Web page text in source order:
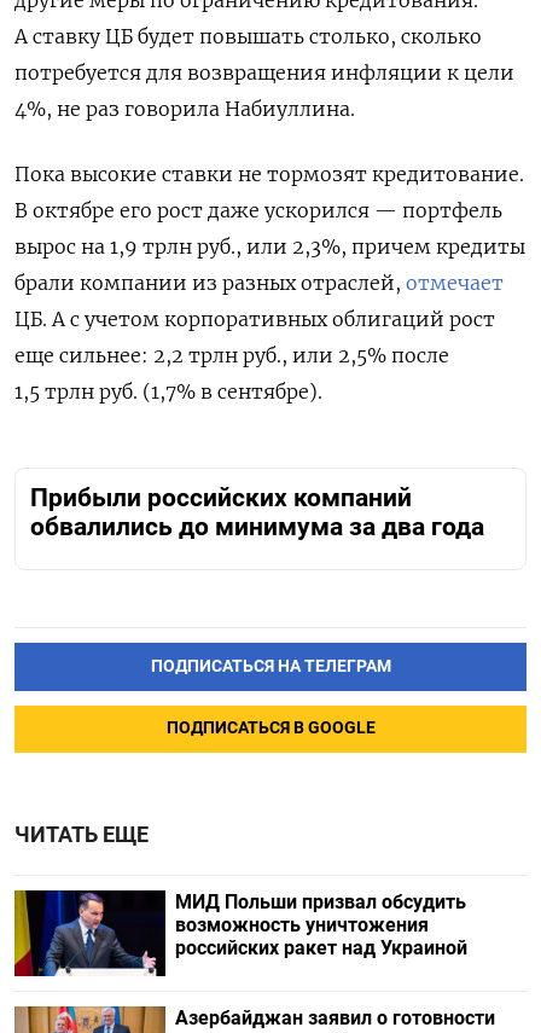
А ставку ЦБ будет повышать столько, сколько
потребуется для возвращения инфляции к цели
4%, не раз говорила Набиуллина.
Пока высокие ставки не тормозят кредитование.
В октябре его рост даже ускорился — портфель
вырос на 1,9 трлн руб., или 2,3%, причем кредиты
брали компании из разных отраслей, отмечает
ЦБ. А с учетом корпоративных облигаций рост
еще сильнее: 2,2 трлн руб., или 2,5% после
1,5 трлн руб. (1,7% в сентябре).
Прибыли российских компаний
обвалились до минимума за два года
ПОДПИСАТЬСЯ НА ТЕЛЕГРАМ
ПОДПИСАТЬСЯ В GOOGLE
ЧИТАТЬ ЕЩЕ
МИД Польши призвал обсудить
возможность уничтожения
российских ракет над Украиной
Азербайджан заявил о готовности